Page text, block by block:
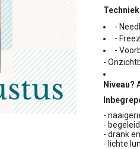
-
-
-
-
Niveau?
-
-
- drank
- lichte